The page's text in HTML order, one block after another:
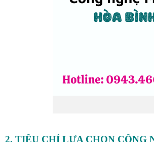
2. TIÊU CHÍ LỰA CHỌN